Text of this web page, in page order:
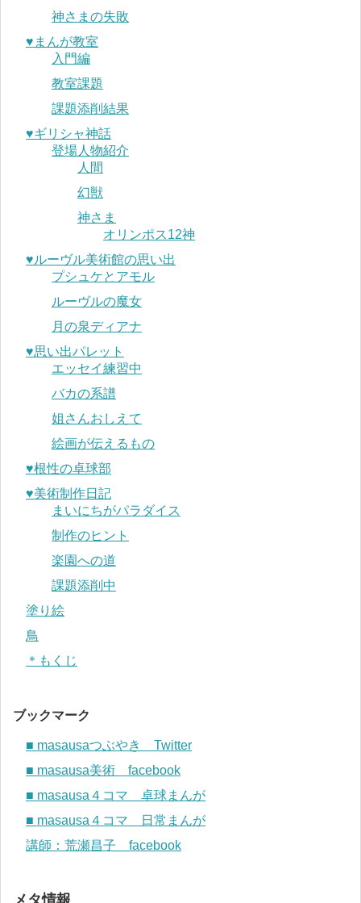
神さまの失敗
♥︎まんが教室
入門編
教室課題
課題添削結果
♥︎ギリシャ神話
登場人物紹介
人間
幻獣
神さま
オリンポス12神
♥︎ルーヴル美術館の思い出
プシュケとアモル
ルーヴルの魔女
月の泉ディアナ
♥︎思い出パレット
エッセイ練習中
バカの系譜
姐さんおしえて
絵画が伝えるもの
♥︎根性の卓球部
♥︎美術制作日記
まいにちがパラダイス
制作のヒント
楽園への道
課題添削中
塗り絵
鳥
＊もくじ
ブックマーク
■ masausaつぶやき Twitter
■ masausa美術 facebook
■ masausa４コマ 卓球まんが
■ masausa４コマ 日常まんが
講師：荒瀬昌子 facebook